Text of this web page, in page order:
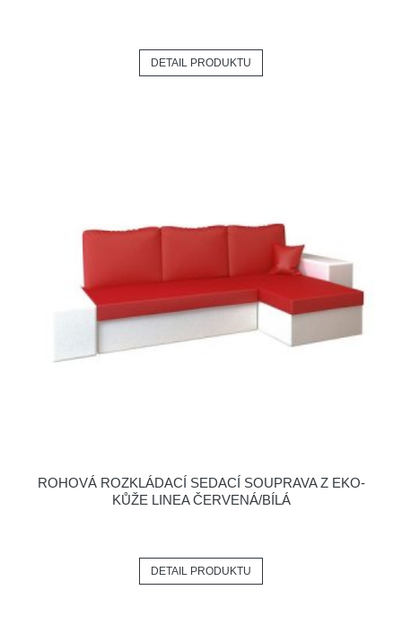
DETAIL PRODUKTU
ROHOVÁ ROZKLÁDACÍ SEDACÍ SOUPRAVA Z EKO-
KŮŽE LINEA ČERVENÁ/BÍLÁ
DETAIL PRODUKTU